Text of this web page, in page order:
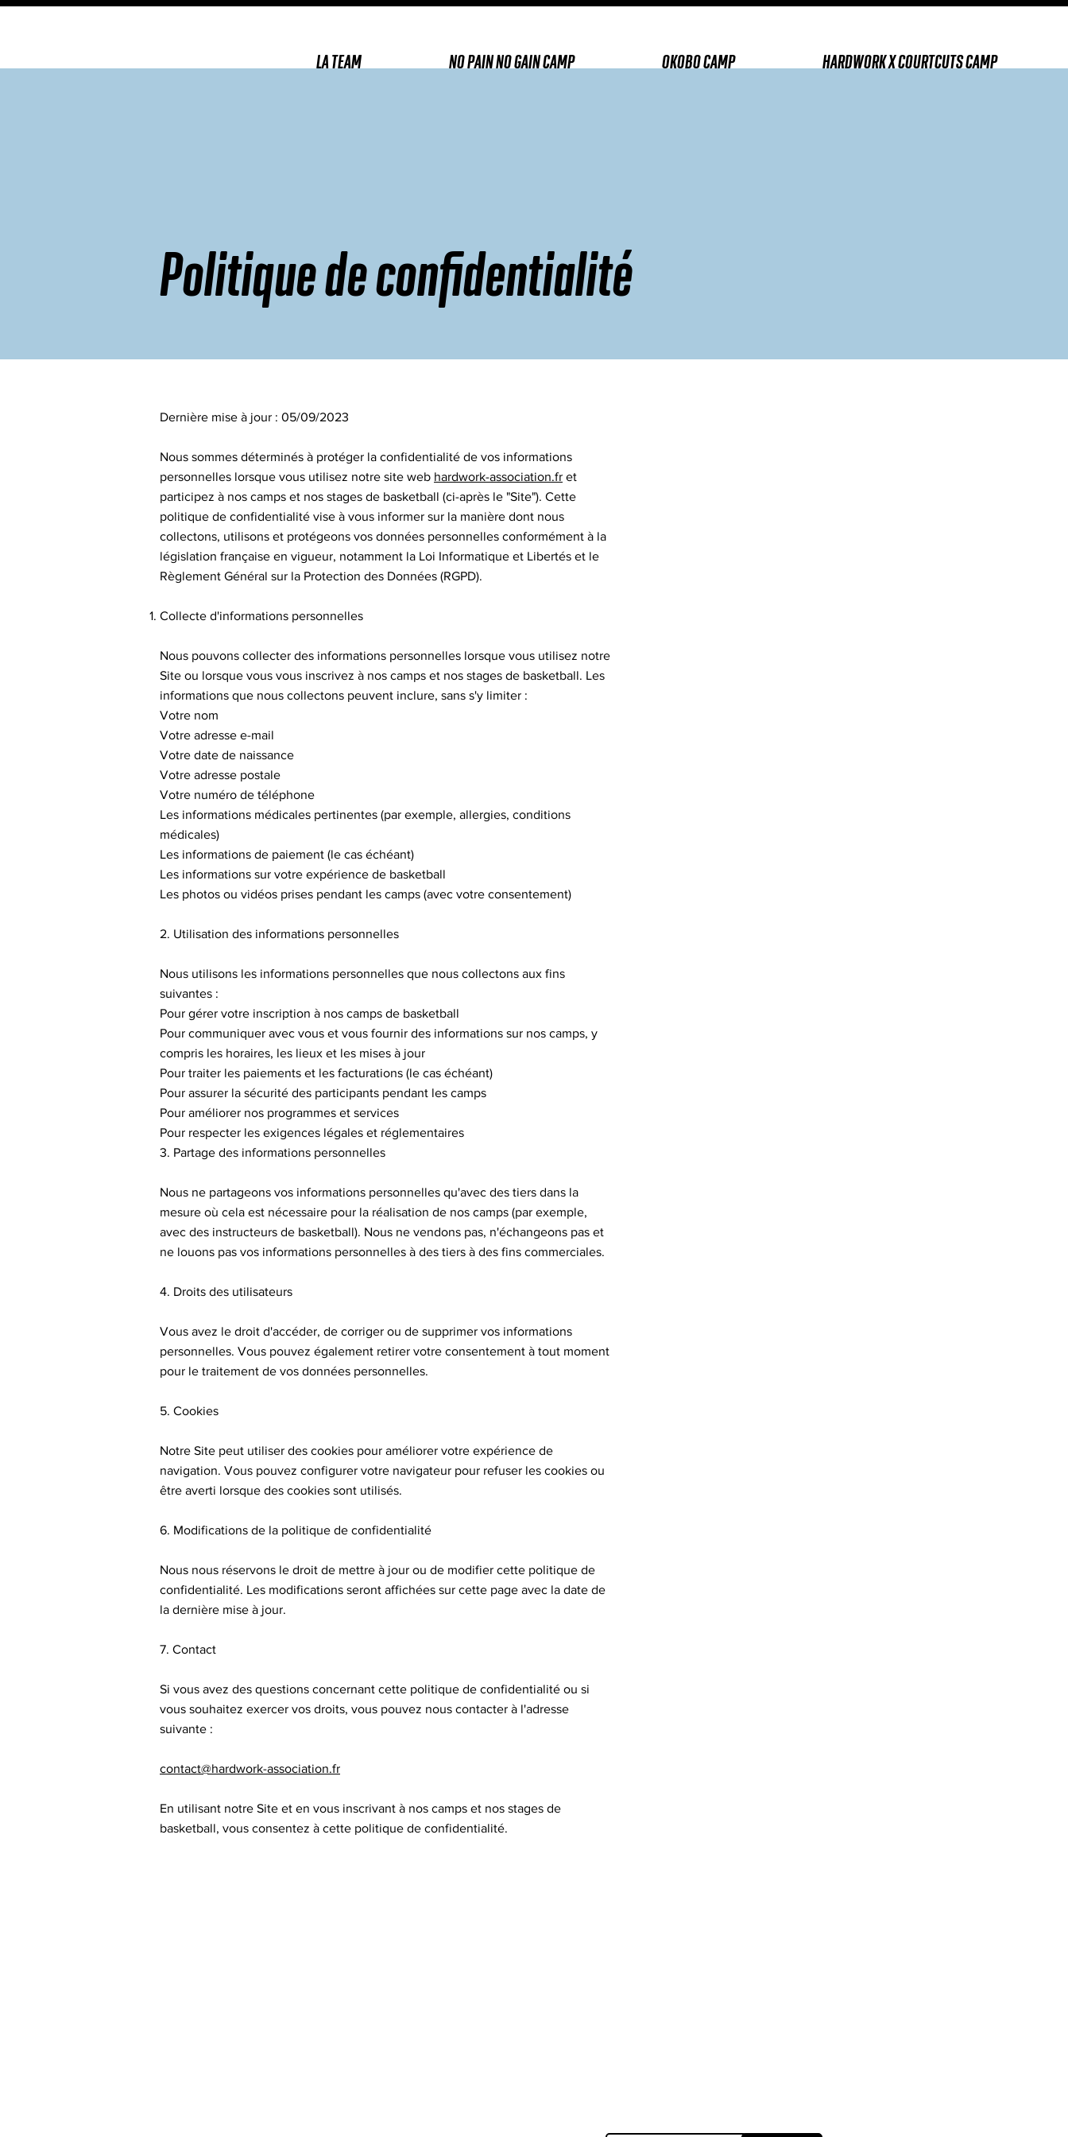
LA TEAM NO PAIN NO GAIN CAMP OKOBO CAMP HARDWORK X COURTCUTS CAMP
Politique de confidentialité
Dernière mise à jour : 05/09/2023
Nous sommes déterminés à protéger la confidentialité de vos informations
personnelles lorsque vous utilisez notre site web hardwork-association.fr et
participez à nos camps et nos stages de basketball (ci-après le "Site"). Cette
politique de confidentialité vise à vous informer sur la manière dont nous
collectons, utilisons et protégeons vos données personnelles conformément à la
législation française en vigueur, notamment la Loi Informatique et Libertés et le
Règlement Général sur la Protection des Données (RGPD).
Collecte d'informations personnelles
Nous pouvons collecter des informations personnelles lorsque vous utilisez notre
Site ou lorsque vous vous inscrivez à nos camps et nos stages de basketball. Les
informations que nous collectons peuvent inclure, sans s'y limiter :
Votre nom
Votre adresse e-mail
Votre date de naissance
Votre adresse postale
Votre numéro de téléphone
Les informations médicales pertinentes (par exemple, allergies, conditions
médicales)
Les informations de paiement (le cas échéant)
Les informations sur votre expérience de basketball
Les photos ou vidéos prises pendant les camps (avec votre consentement)
2. Utilisation des informations personnelles
Nous utilisons les informations personnelles que nous collectons aux fins
suivantes :
Pour gérer votre inscription à nos camps de basketball
Pour communiquer avec vous et vous fournir des informations sur nos camps, y
compris les horaires, les lieux et les mises à jour
Pour traiter les paiements et les facturations (le cas échéant)
Pour assurer la sécurité des participants pendant les camps
Pour améliorer nos programmes et services
Pour respecter les exigences légales et réglementaires
3. Partage des informations personnelles
Nous ne partageons vos informations personnelles qu'avec des tiers dans la
mesure où cela est nécessaire pour la réalisation de nos camps (par exemple,
avec des instructeurs de basketball). Nous ne vendons pas, n'échangeons pas et
ne louons pas vos informations personnelles à des tiers à des fins commerciales.
4. Droits des utilisateurs
Vous avez le droit d'accéder, de corriger ou de supprimer vos informations
personnelles. Vous pouvez également retirer votre consentement à tout moment
pour le traitement de vos données personnelles.
5. Cookies
Notre Site peut utiliser des cookies pour améliorer votre expérience de
navigation. Vous pouvez configurer votre navigateur pour refuser les cookies ou
être averti lorsque des cookies sont utilisés.
6. Modifications de la politique de confidentialité
Nous nous réservons le droit de mettre à jour ou de modifier cette politique de
confidentialité. Les modifications seront affichées sur cette page avec la date de
la dernière mise à jour.
7. Contact
Si vous avez des questions concernant cette politique de confidentialité ou si
vous souhaitez exercer vos droits, vous pouvez nous contacter à l'adresse
suivante :
contact@hardwork-association.fr
En utilisant notre Site et en vous inscrivant à nos camps et nos stages de
basketball, vous consentez à cette politique de confidentialité.